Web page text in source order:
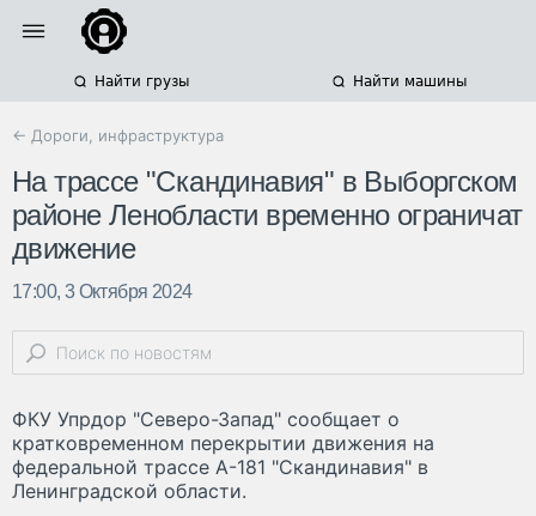
Найти грузы Найти машины
← Дороги, инфраструктура
На трассе "Скандинавия" в Выборгском
районе Ленобласти временно ограничат
движение
17:00, 3 Октября 2024
ФКУ Упрдор "Северо-Запад" сообщает о
кратковременном перекрытии движения на
федеральной трассе А-181 "Скандинавия" в
Ленинградской области.